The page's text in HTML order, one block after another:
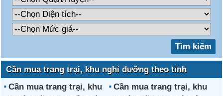
Cần mua trang trại, khu nghỉ dưỡng theo tỉnh
Cần mua trang trại, khu
Cần mua trang trại, khu